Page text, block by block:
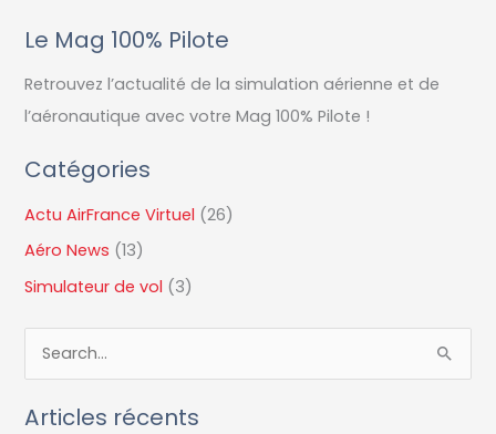
Le Mag 100% Pilote
Retrouvez l’actualité de la simulation aérienne et de
l’aéronautique avec votre Mag 100% Pilote !
Catégories
Actu AirFrance Virtuel (26)
Aéro News (13)
Simulateur de vol (3)
c
Articles récents